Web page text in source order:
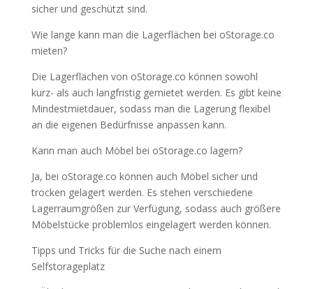
sicher und geschützt sind.
Wie lange kann man die Lagerflächen bei oStorage.co
mieten?
Die Lagerflächen von oStorage.co können sowohl
kurz- als auch langfristig gemietet werden. Es gibt keine
Mindestmietdauer, sodass man die Lagerung flexibel
an die eigenen Bedürfnisse anpassen kann.
Kann man auch Möbel bei oStorage.co lagern?
Ja, bei oStorage.co können auch Möbel sicher und
trocken gelagert werden. Es stehen verschiedene
Lagerraumgrößen zur Verfügung, sodass auch größere
Möbelstücke problemlos eingelagert werden können.
Tipps und Tricks für die Suche nach einem
Selfstorageplatz